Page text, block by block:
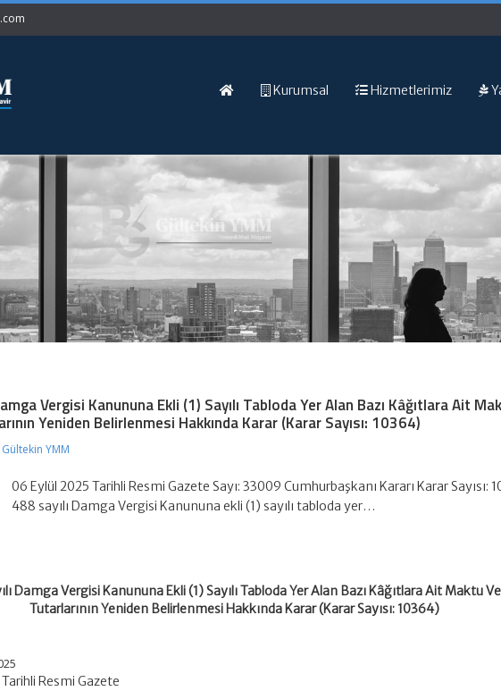
Kurumsal Hizmetlerimiz
Vergisi Kanununa Ekli (1) Sayılı Tabloda Yer Alan Bazı Kâğıtlara Ait
Yeniden Belirlenmesi Hakkında Karar (Karar Sayısı: 10364)
Gültekin YMM
06 Eylül 2025 Tarihli Resmi Gazete Sayı: 33009 Cumhurbaşkanı Kararı Karar Sayısı:
488 sayılı Damga Vergisi Kanununa ekli (1) sayılı tabloda yer…
Damga Vergisi Kanununa Ekli (1) Sayılı Tabloda Yer Alan Bazı Kâğıtlara Ait Maktu
Tutarlarının Yeniden Belirlenmesi Hakkında Karar (Karar Sayısı: 10364)
Resmi Gazete